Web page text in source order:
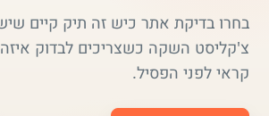
בחרו בדיקת אתר כיש זה תיק קיים
צ'קליסט השקה כשצריכים לבדוק
קראי לפני הפסיל.